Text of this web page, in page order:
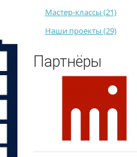
Мастер-классы (21)
Наши проекты (29)
Партнёры